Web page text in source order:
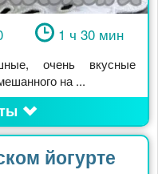
1 ч 30 мин
очень вкусные
на ...
йогурте